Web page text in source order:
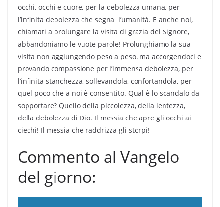
occhi, occhi e cuore, per la debolezza umana, per
l’infinita debolezza che segna l’umanità. E anche noi,
chiamati a prolungare la visita di grazia del Signore,
abbandoniamo le vuote parole! Prolunghiamo la sua
visita non aggiungendo peso a peso, ma accorgendoci e
provando compassione per l’immensa debolezza, per
l’infinita stanchezza, sollevandola, confortandola, per
quel poco che a noi è consentito. Qual è lo scandalo da
sopportare? Quello della piccolezza, della lentezza,
della debolezza di Dio. Il messia che apre gli occhi ai
ciechi! Il messia che raddrizza gli storpi!
Commento al Vangelo
del giorno: